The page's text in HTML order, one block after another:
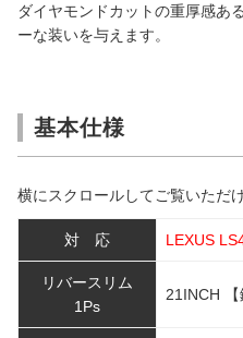
ダイヤモンドカットの重厚感あ
ーな装いを与えます。
基本仕様
横にスクロールしてご覧いただけ
対 応 LEXUS
リバースリム
1Ps
21INCH 【